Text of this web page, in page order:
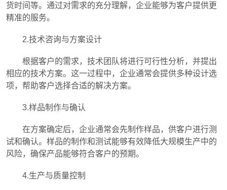
货时间等。通过对需求的充分理解，企业能够为客户提供更
精准的服务。
2.技术咨询与方案设计
根据客户的需求，技术团队将进行可行性分析，并提出
相应的技术方案。这一过程中，企业通常会提供多种设计选
项，帮助客户选择合适的解决方案。
3.样品制作与确认
在方案确定后，企业通常会先制作样品，供客户进行测
试和确认。样品的制作和测试能够有效降低大规模生产中的
风险，确保产品能够符合客户的预期。
4.生产与质量控制